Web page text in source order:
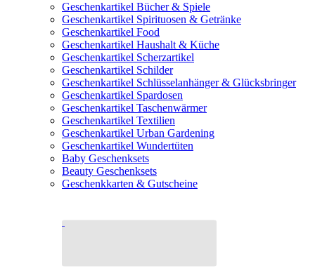
Geschenkartikel Bücher & Spiele
Geschenkartikel Spirituosen & Getränke
Geschenkartikel Food
Geschenkartikel Haushalt & Küche
Geschenkartikel Scherzartikel
Geschenkartikel Schilder
Geschenkartikel Schlüsselanhänger & Glücksbringer
Geschenkartikel Spardosen
Geschenkartikel Taschenwärmer
Geschenkartikel Textilien
Geschenkartikel Urban Gardening
Geschenkartikel Wundertüten
Baby Geschenksets
Beauty Geschenksets
Geschenkkarten & Gutscheine